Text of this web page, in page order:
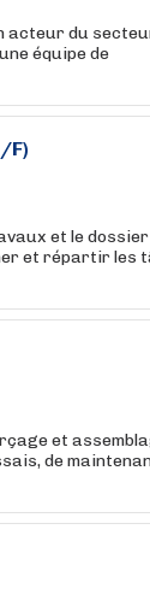
acteur du
équipe de
F)
et le dossier
et répartir les
et
de